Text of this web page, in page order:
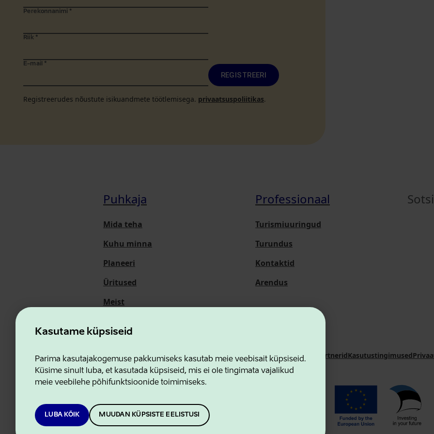
Kasutame küpsiseid
Parima kasutajakogemuse pakkumiseks kasutab meie veebisait küpsiseid.
Küsime sinult luba, et kasutada küpsiseid, mis ei ole tingimata vajalikud
meie veebilehe põhifunktsioonide toimimiseks.
LUBA KÕIK MUUDAN KÜPSISTE EELISTUSI
Perekonnanimi *
Riik *
E-mail *
REGISTREERI
Registreerudes nõustute isikuandmete töötlemisega. privaatsuspoliitikas.
Puhkaja
Mida teha
Kuhu minna
Planeeri
Üritused
Meist
Professionaal
Turismiuuringud
Turundus
Kontaktid
Arendus
Ettevõtluse ja Innovatsiooni SihtasutusKontaktidKoostööpartneridKasutustingimused